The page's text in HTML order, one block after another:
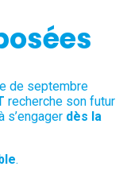
de septembre
recherche son futur
s’engager dès la
.